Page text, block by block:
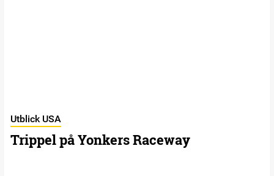
Utblick USA
Trippel på Yonkers Raceway